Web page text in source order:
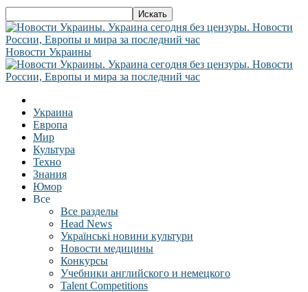
Новости Украины
Украина
Европа
Мир
Культура
Техно
Знания
Юмор
Все
Все разделы
Head News
Українські новини культури
Новости медицины
Конкурсы
Учебники английского и немецкого
Talent Competitions